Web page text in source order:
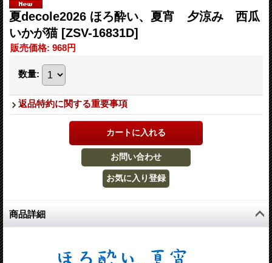
夏decole2026 ほろ酔い、夏宵 夕涼み 西瓜
いかが猫 [ZSV-16831D]
販売価格: 968円
数量:
返品特約に関する重要事項
商品詳細